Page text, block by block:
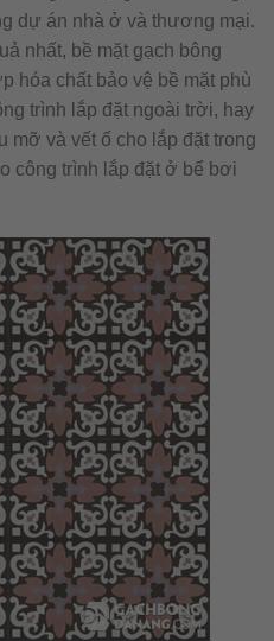
dự án nhà ở và thương mại.
nhất, bề mặt gạch bông
hóa chất bảo vệ bề mặt phù
trình lắp đặt ngoài trời, hay
mỡ và vết ố cho lắp đặt trong
công trình lắp đặt ở bể bơi